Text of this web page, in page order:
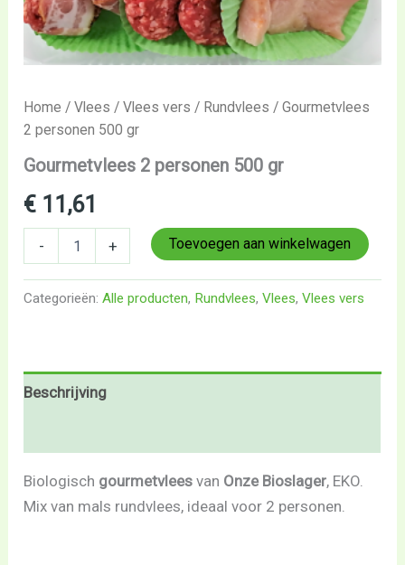
Home /Vlees /Vlees vers / Rundvlees / Gourmetvlees
2 personen 500 gr
Gourmetvlees 2 personen 500 gr
€ 11,61
- + Toevoegen aan winkelwagen
Categorieën:Alle producten, Rundvlees,Vlees,Vlees vers
Beschrijving
Biologisch gourmetvlees van Onze Bioslager, EKO.
Mix van mals rundvlees, ideaal voor 2 personen.